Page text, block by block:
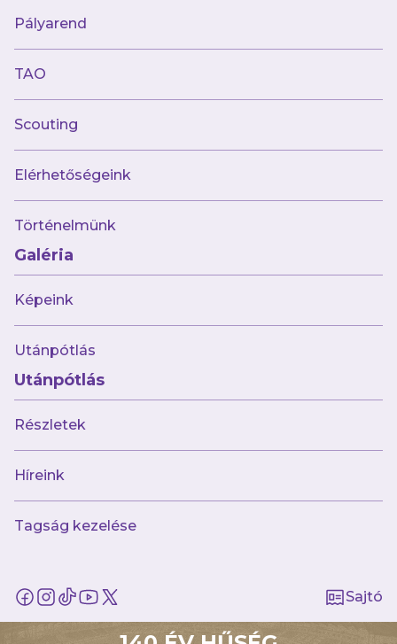
Pályarend
TAO
Scouting
Elérhetőségeink
Történelmünk
Galéria
Képeink
Utánpótlás
Utánpótlás
Részletek
Híreink
Tagság kezelése
Sajtó
2026.07.27
Heti program
2026.07.20